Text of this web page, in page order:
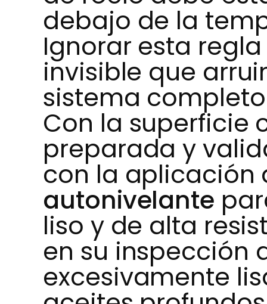
debajo de la
Ignorar esta
invisible que
sistema
Con la superficie
preparada y
con la aplicación
autonivelante
liso y de alta
en su inspección
excesivamente